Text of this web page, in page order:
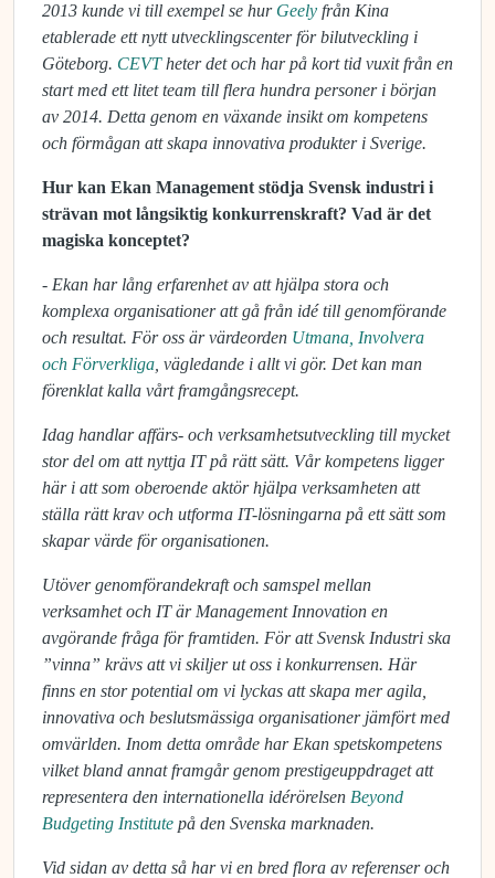
2013 kunde vi till exempel se hur Geely från Kina
etablerade ett nytt utvecklingscenter för bilutveckling i
Göteborg. CEVTheter det och har på kort tid vuxit från en
start med ett litet team till flera hundra personer i början
av 2014. Detta genom en växande insikt om kompetens
och förmågan att skapa innovativa produkter i Sverige.
Hur kan Ekan Management stödja Svensk industri i
strävan mot långsiktig konkurrenskraft? Vad är det
magiska konceptet?
- Ekan har lång erfarenhet av att hjälpa stora och
komplexa organisationer att gå från idé till genomförande
och resultat. För oss är värdeorden Utmana, Involvera
och Förverkliga , vägledande i allt vi gör. Det kan man
förenklat kalla vårt framgångsrecept.
Idag handlar affärs- och verksamhetsutveckling till mycket
stor del om att nyttja IT på rätt sätt. Vår kompetens ligger
här i att som oberoende aktör hjälpa verksamheten att
ställa rätt krav och utforma IT-lösningarna på ett sätt som
skapar värde för organisationen.
Utöver genomförandekraft och samspel mellan
verksamhet och IT är Management Innovation en
avgörande fråga för framtiden. För att Svensk Industri ska
”vinna” krävs att vi skiljer ut oss i konkurrensen. Här
finns en stor potential om vi lyckas att skapa mer agila,
innovativa och beslutsmässiga organisationer jämfört med
omvärlden. Inom detta område har Ekan spetskompetens
vilket bland annat framgår genom prestigeuppdraget att
representera den internationella idérörelsen Beyond
Budgeting Institute på den Svenska marknaden.
Vid sidan av detta så har vi en bred flora av referenser och